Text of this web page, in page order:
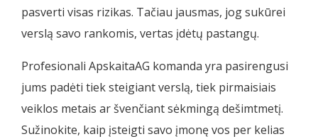
pasverti visas rizikas. Tačiau jausmas, jog sukūrei
verslą savo rankomis, vertas įdėtų pastangų.
Profesionali ApskaitaAG komanda yra pasirengusi
jums padėti tiek steigiant verslą, tiek pirmaisiais
veiklos metais ar švenčiant sėkmingą dešimtmetį.
Sužinokite, kaip įsteigti savo įmonę vos per kelias